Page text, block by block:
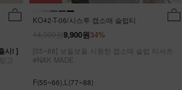
시! ]
KO42-T-06/시스루 캡소매 슬럽티
34%
9,900원
[55~88] 보들보들 시원한 캡소매 슬럽 티셔츠
#NAK MADE.
F(55~66),L(77~88)